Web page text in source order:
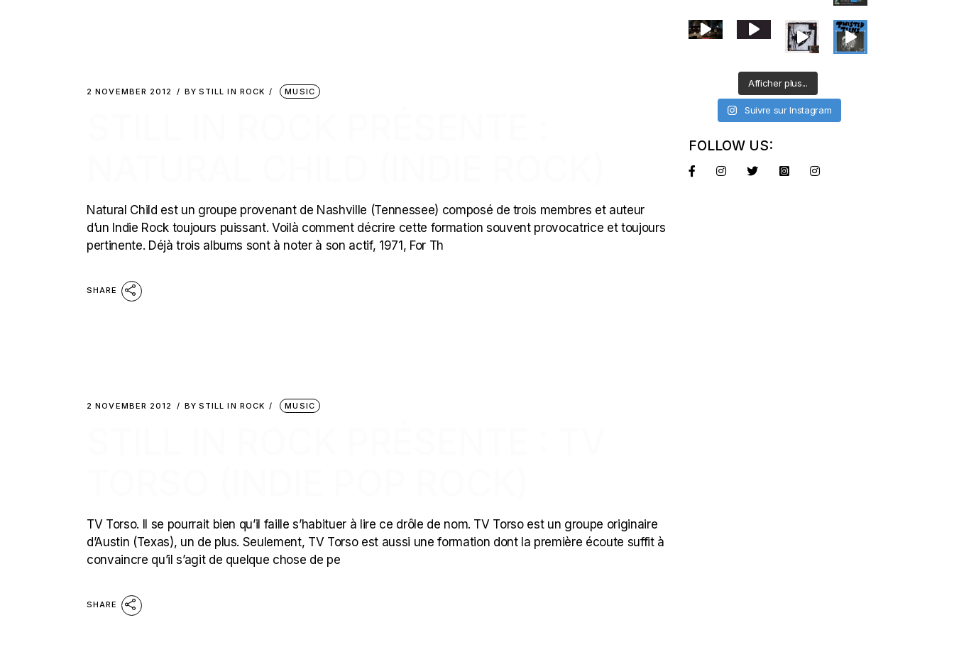
2 NOVEMBER 2012 BY STILL IN ROCK MUSIC
Natural Child est un groupe provenant de Nashville (Tennessee) composé de trois membres et auteur
d’un Indie Rock toujours puissant. Voilà comment décrire cette formation souvent provocatrice et toujours
pertinente. Déjà trois albums sont à noter à son actif, 1971, For Th
SHARE
2 NOVEMBER 2012 BY STILL IN ROCK MUSIC
TV Torso. Il se pourrait bien qu’il faille s’habituer à lire ce drôle de nom. TV Torso est un groupe originaire
d’Austin (Texas), un de plus. Seulement, TV Torso est aussi une formation dont la première écoute suffit à
convaincre qu’il s’agit de quelque chose de pe
SHARE
Afficher plus...
Suivre sur Instagram
FOLLOW US: